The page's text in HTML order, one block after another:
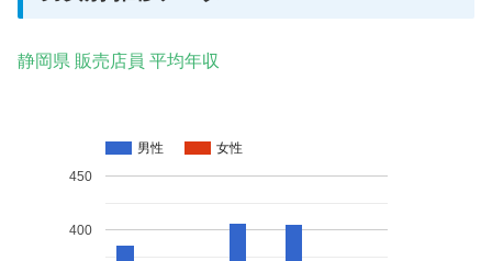
静岡県 販売店員 平均年収
男性 女性
400
450